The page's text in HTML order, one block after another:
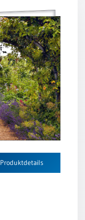
Produktdetails